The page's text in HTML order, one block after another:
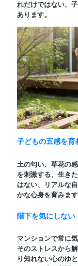
れだけではない、
あります。
子どもの五感を育
土の匂い、草花の
を刺激する、生き
はない、リアルな
かな心身を育みます
階下を気にしない
マンションで常に
そのストレスから
り知れない心のゆ